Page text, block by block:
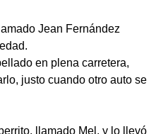
Jean Fernández
en plena carretera,
justo cuando otro auto se
llamado Mel, y lo llevó